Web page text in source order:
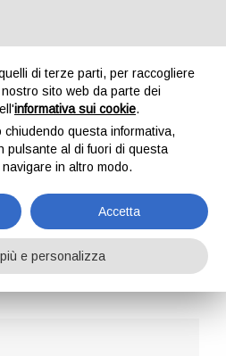
di terze parti, per raccogliere
sito web da parte dei
informativa sui cookie.
questa informativa,
pulsante al di fuori di questa
in altro modo.
Accetta
e personalizza